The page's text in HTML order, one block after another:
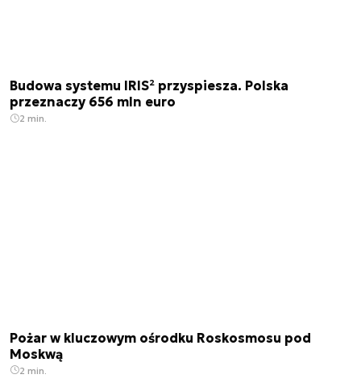
Budowa systemu IRIS² przyspiesza. Polska
przeznaczy 656 mln euro
2 min.
Pożar w kluczowym ośrodku Roskosmosu pod
Moskwą
2 min.